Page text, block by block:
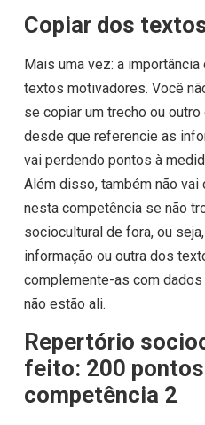
Copiar dos
Mais uma vez: a
textos motivadores. Você
se copiar um trecho ou
desde que referencie as
vai perdendo pontos à
Além disso, também não vai
nesta competência se não
sociocultural de fora, ou
informação ou outra dos
complemente-as com
não estão ali.
Repertório
feito: 200
competência 2